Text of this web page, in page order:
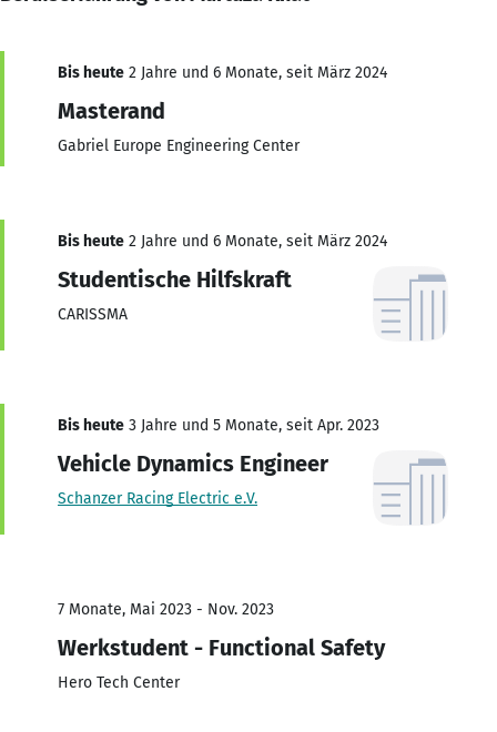
Bis heute 2 Jahre und 6 Monate, seit März 2024
Masterand
Gabriel Europe Engineering Center
Bis heute 2 Jahre und 6 Monate, seit März 2024
Studentische Hilfskraft
CARISSMA
Bis heute 3 Jahre und 5 Monate, seit Apr. 2023
Vehicle Dynamics Engineer
Schanzer Racing Electric e.V.
7 Monate, Mai 2023 - Nov. 2023
Werkstudent - Functional Safety
Hero Tech Center